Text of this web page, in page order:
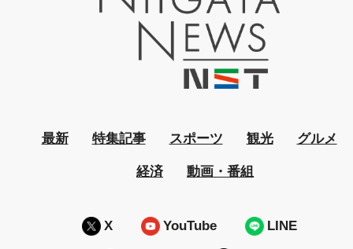
最新 特集記事 スポーツ 観光 グルメ
経済 動画・番組
X YouTube LINE